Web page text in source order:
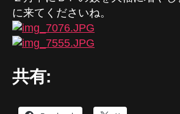
に来てくださいね。
共有: